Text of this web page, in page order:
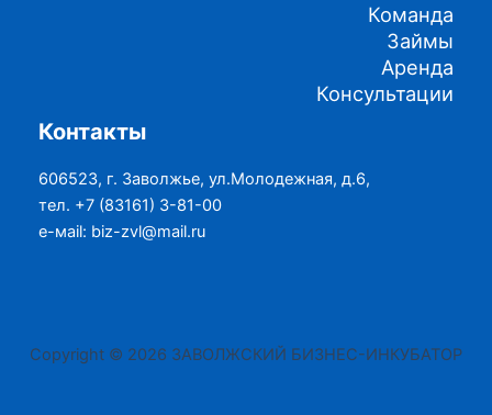
Команда
Займы
Аренда
Консультации
Контакты
606523, г. Заволжье, ул.Молодежная, д.6,
тел. +7 (83161) 3-81-00
е-маil: biz-zvl@mail.ru
Copyright © 2026 ЗАВОЛЖСКИЙ БИЗНЕС-ИНКУБАТОР